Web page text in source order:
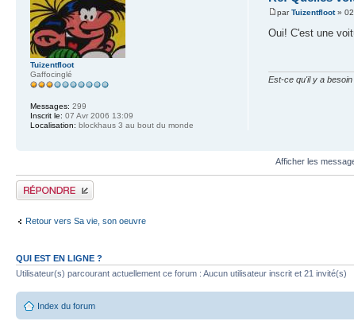
parTuizentfloot» 02
Oui! C'est une
Est-ce qu'il y a
Tuizentfloot
Gaffocinglé
Messages: 299
Inscrit le: 07 Avr 2006 13:09
Localisation: blockhaus 3 au bout du monde
Afficher les
Publier une réponse
Retour vers Sa vie, son oeuvre
QUI EST EN LIGNE ?
Utilisateur(s) parcourant actuellement ce forum : Aucun utilisateur inscrit et 21 invité(s)
Index du forum